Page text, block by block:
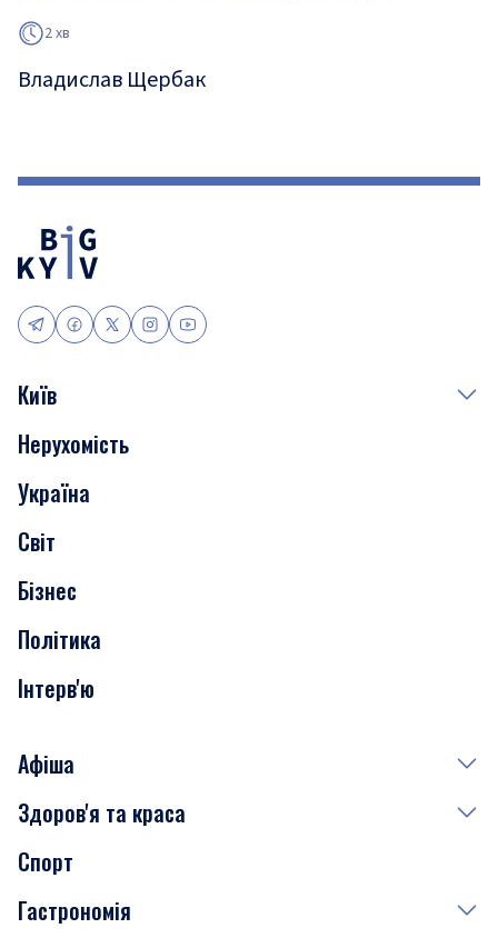
2 хв
Владислав Щербак
Київ
Події
Скандали
Нерухомість
Транспорт
Нерухомість
Україна
Світ
Бізнес
Політика
Інтерв'ю
Афіша
Сьогодні
Завтра
Субота
Здоров'я та краса
Медицина
Краса
Спорт
Гастрономія